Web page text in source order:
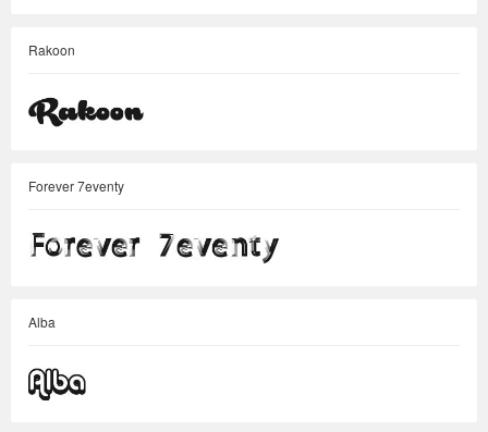
Rakoon
Forever 7eventy
Alba